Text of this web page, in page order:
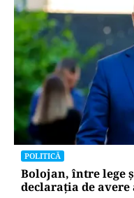
POLITICĂ
Bolojan, între lege
declarația de